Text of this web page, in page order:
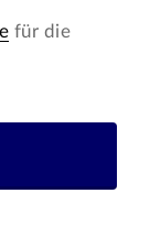
für die